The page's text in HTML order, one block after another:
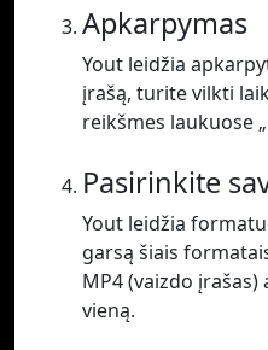
Apkarpymas
Yout leidžia
įrašą, turite vilkti
reikšmes laukuose
Pasirinkite
Yout leidžia
garsą šiais
MP4 (vaizdo įrašas)
vieną.